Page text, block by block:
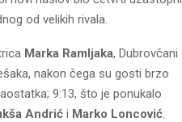
od velikih rivala.
Marka Ramljaka, Dubrovčani
nakon čega su gosti brzo
9:13, što je ponukalo
Andrić i Marko Loncović.